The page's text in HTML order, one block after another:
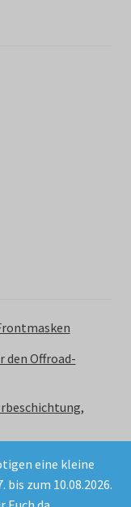
eine kleine
bis zum 10.08.2026.
den Offroad-